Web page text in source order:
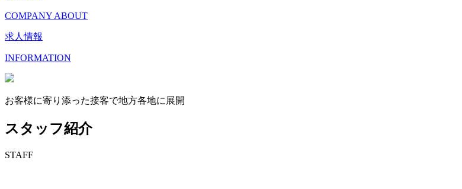
COMPANY ABOUT
求人情報
INFORMATION
お客様に寄り添った接客で地方各地に展開
スタッフ紹介
STAFF